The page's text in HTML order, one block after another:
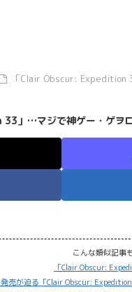
「Clair Obscur: Expedition
」…マジで神ゲー・ゲヲ
こんな類似記事
「Clair Obscur:
売が迫る「Clair Obscur: